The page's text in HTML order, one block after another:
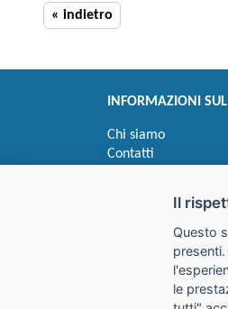
« indietro
INFORMAZIONI
Chi siamo
Contatti
Impostazioni cookie
I prezzi indicati si
Il
Questo
le